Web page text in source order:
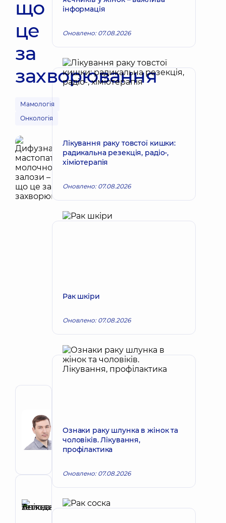
що
це
за
захворювання
Мамологія
Онкологія
Володимирович
Онколог;
Запис до лікаря
Рецензент
Анікєєва
інформація
Оновлено: 07.08.2026
Лікування раку товстої кишки:
радикальна резекція, радіо-,
хіміотерапія
Оновлено: 07.08.2026
Рак шкіри
Оновлено: 07.08.2026
Ознаки раку шлунка в жінок та
чоловіків. Лікування,
профілактика
Оновлено: 07.08.2026